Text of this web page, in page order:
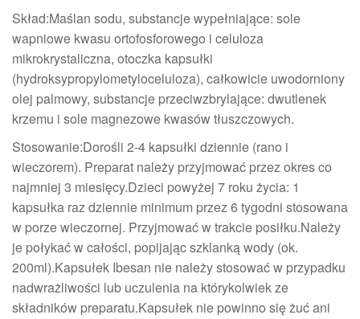
Skład:Maślan sodu, substancje wypełniające: sole
wapniowe kwasu ortofosforowego i celuloza
mikrokrystaliczna, otoczka kapsułki
(hydroksypropylometyloceluloza), całkowicie uwodorniony
olej palmowy, substancje przeciwzbrylające: dwutlenek
krzemu i sole magnezowe kwasów tłuszczowych.
Stosowanie:Dorośli 2-4 kapsułki dziennie (rano i
wieczorem). Preparat należy przyjmować przez okres co
najmniej 3 miesięcy.Dzieci powyżej 7 roku życia: 1
kapsułka raz dziennie minimum przez 6 tygodni stosowana
w porze wieczornej. Przyjmować w trakcie posiłku.Należy
je połykać w całości, popijając szklanką wody (ok.
200ml).Kapsułek Ibesan nie należy stosować w przypadku
nadwrażliwości lub uczulenia na którykolwiek ze
składników preparatu.Kapsułek nie powinno się żuć ani